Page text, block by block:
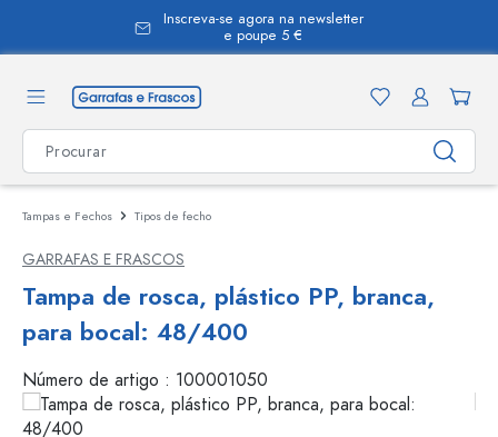
Inscreva-se agora na newsletter
e poupe 5 €
Tampas e Fechos Tipos de fecho
GARRAFAS E FRASCOS
Tampa de rosca, plástico PP, branca,
para bocal: 48/400
Número de artigo : 100001050